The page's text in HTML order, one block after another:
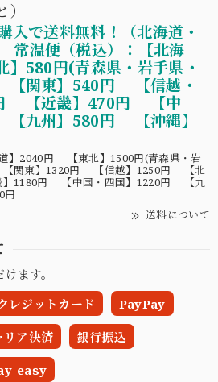
入で送料無料！（北海道・
常温便（税込）：【北海
580円(青森県・岩手県・
関東】540円 【信越・
【近畿】470円 【中
九州】580円 【沖縄】
】2040円 【東北】1500円(青森県・岩
関東】1320円 【信越】1250円 【北
】1180円 【中国・四国】1220円 【九
円
送料について
ます。
レジットカード PayPay
リア決済 銀行振込
easy